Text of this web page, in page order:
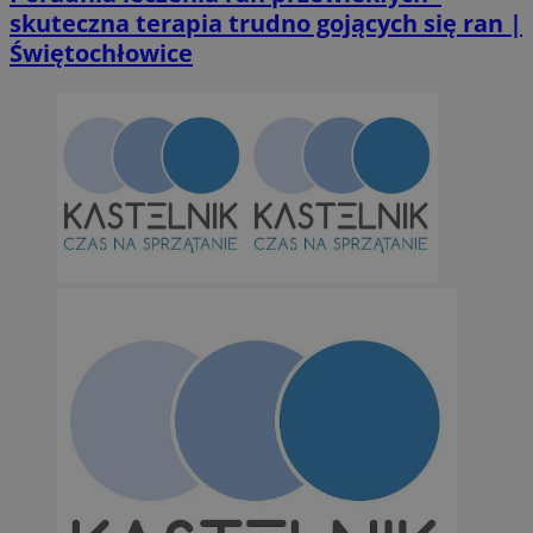
skuteczna terapia trudno gojących się ran |
Świętochłowice
suid
INGRESSCOOKIE
NGINX Inc.
bh.contextweb.com
CookieScriptConsent